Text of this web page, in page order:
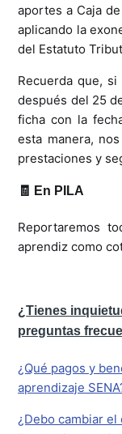
aportes a Caja
aplicando la
del Estatuto
Recuerda que,
después del 25
ficha con la
esta manera,
prestaciones y
🧾 En PILA
Reportaremos
aprendiz como
¿Tienes
preguntas
¿Qué pagos y
aprendizaje
¿Debo cambiar el